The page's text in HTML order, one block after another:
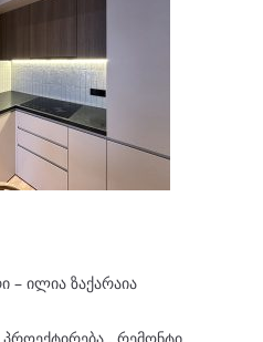
– ილია ზაქარაია